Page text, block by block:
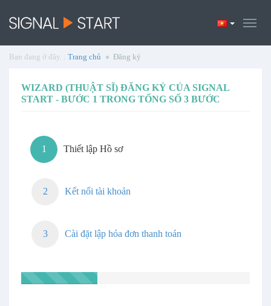
Bạn đang ở đây. : Trang chủ Đăng ký
WIZARD (THUẬT SĨ) ĐĂNG KÝ CỦA SIGNAL
START - BƯỚC 1 TRONG TỔNG SỐ 3 BƯỚC
1 Thiết lập Hồ sơ
2 Kết nối tài khoản
3 Cài đặt lập hóa đơn thanh toán